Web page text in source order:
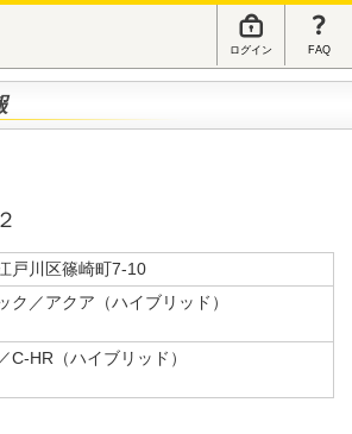
ログイン FAQ
戸川区篠崎町7-10
ク／アクア（ハイブリッド）
C-HR（ハイブリッド）